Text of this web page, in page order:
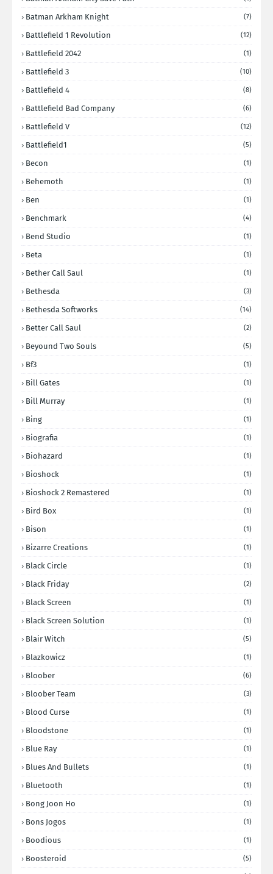
Batman Arkham Knight (7)
Battlefield 1 Revolution (12)
Battlefield 2042 (1)
Battlefield 3 (10)
Battlefield 4 (8)
Battlefield Bad Company (6)
Battlefield V (12)
Battlefield1 (5)
Becon (1)
Behemoth (1)
Ben (1)
Benchmark (4)
Bend Studio (1)
Beta (1)
Bether Call Saul (1)
Bethesda (3)
Bethesda Softworks (14)
Better Call Saul (2)
Beyound Two Souls (5)
Bf3 (1)
Bill Gates (1)
Bill Murray (1)
Bing (1)
Biografia (1)
Biohazard (1)
Bioshock (1)
Bioshock 2 Remastered (1)
Bird Box (1)
Bison (1)
Bizarre Creations (1)
Black Circle (1)
Black Friday (2)
Black Screen (1)
Black Screen Solution (1)
Blair Witch (5)
Blazkowicz (1)
Bloober (6)
Bloober Team (3)
Blood Curse (1)
Bloodstone (1)
Blue Ray (1)
Blues And Bullets (1)
Bluetooth (1)
Bong Joon Ho (1)
Bons Jogos (1)
Boodious (1)
Boosteroid (5)